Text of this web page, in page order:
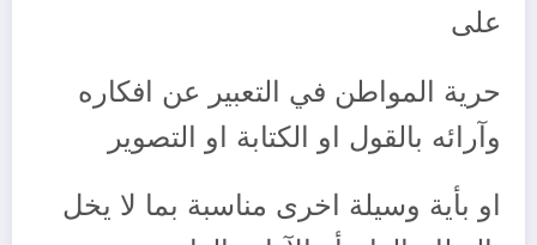
على
حرية المواطن في التعبير عن افكاره
وآرائه بالقول او الكتابة او التصوير
او بأية وسيلة اخرى مناسبة بما لا يخل